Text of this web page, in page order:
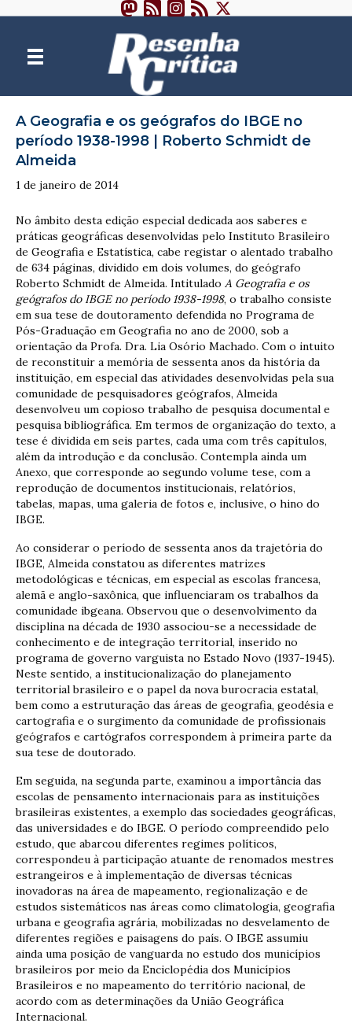
A Geografia e os geógrafos do IBGE no
período 1938-1998 | Roberto Schmidt de
Almeida
1 de janeiro de 2014
No âmbito desta edição especial dedicada aos saberes e
práticas geográficas desenvolvidas pelo Instituto Brasileiro
de Geografia e Estatística, cabe registar o alentado trabalho
de 634 páginas, dividido em dois volumes, do geógrafo
Roberto Schmidt de Almeida. Intitulado A Geografia e os
geógrafos do IBGE no período 1938-1998, o trabalho consiste
em sua tese de doutoramento defendida no Programa de
Pós-Graduação em Geografia no ano de 2000, sob a
orientação da Profa. Dra. Lia Osório Machado. Com o intuito
de reconstituir a memória de sessenta anos da história da
instituição, em especial das atividades desenvolvidas pela sua
comunidade de pesquisadores geógrafos, Almeida
desenvolveu um copioso trabalho de pesquisa documental e
pesquisa bibliográfica. Em termos de organização do texto, a
tese é dividida em seis partes, cada uma com três capítulos,
além da introdução e da conclusão. Contempla ainda um
Anexo, que corresponde ao segundo volume tese, com a
reprodução de documentos institucionais, relatórios,
tabelas, mapas, uma galeria de fotos e, inclusive, o hino do
IBGE.
Ao considerar o período de sessenta anos da trajetória do
IBGE, Almeida constatou as diferentes matrizes
metodológicas e técnicas, em especial as escolas francesa,
alemã e anglo-saxônica, que influenciaram os trabalhos da
comunidade ibgeana. Observou que o desenvolvimento da
disciplina na década de 1930 associou-se a necessidade de
conhecimento e de integração territorial, inserido no
programa de governo varguista no Estado Novo (1937-1945).
Neste sentido, a institucionalização do planejamento
territorial brasileiro e o papel da nova burocracia estatal,
bem como a estruturação das áreas de geografia, geodésia e
cartografia e o surgimento da comunidade de profissionais
geógrafos e cartógrafos correspondem à primeira parte da
sua tese de doutorado.
Em seguida, na segunda parte, examinou a importância das
escolas de pensamento internacionais para as instituições
brasileiras existentes, a exemplo das sociedades geográficas,
das universidades e do IBGE. O período compreendido pelo
estudo, que abarcou diferentes regimes políticos,
correspondeu à participação atuante de renomados mestres
estrangeiros e à implementação de diversas técnicas
inovadoras na área de mapeamento, regionalização e de
estudos sistemáticos nas áreas como climatologia, geografia
urbana e geografia agrária, mobilizadas no desvelamento de
diferentes regiões e paisagens do país. O IBGE assumiu
ainda uma posição de vanguarda no estudo dos municípios
brasileiros por meio da Enciclopédia dos Municípios
Brasileiros e no mapeamento do território nacional, de
acordo com as determinações da União Geográfica
Internacional.